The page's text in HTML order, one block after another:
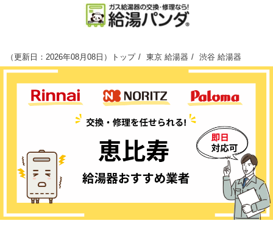
（更新日：2026年08月08日 ） トップ 東京 給湯器 渋谷 給湯器